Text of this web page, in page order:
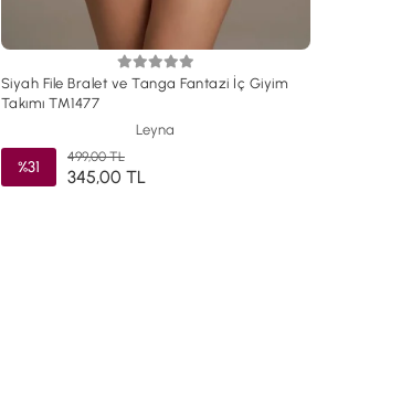
Siyah File Bralet ve Tanga Fantazi İç Giyim
Takımı TM1477
Leyna
%31
499,00 TL
345,00 TL